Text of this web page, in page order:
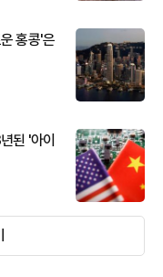
홍콩'은
된 '아이